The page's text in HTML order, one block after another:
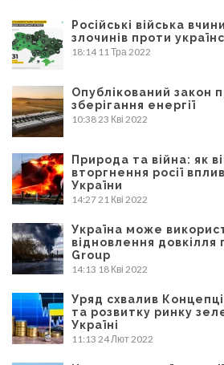
Російські війська
злочинів проти
18:14 11 Тра 2022
Опублікований закон
зберігання енергії
10:38 23 Кві 2022
Природа та війна: як
вторгнення росії
України
14:27 21 Кві 2022
Україна може
відновлення довкілля
Group
14:13 18 Кві 2022
Уряд схвалив
та розвитку ринку
Україні
11:13 24 Лют 2022